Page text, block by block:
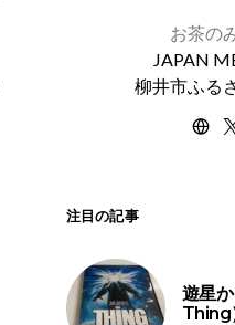
お茶の
JAPAN
柳井市ふる
注目の記事
遊星
Thing